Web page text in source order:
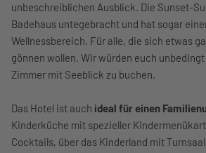
unbeschreiblichen Ausblick. Die Sunset-
Badehaus untegebracht und hat sogar
Wellnessbereich. Für alle, die sich etwas
gönnen wollen. Wir würden euch
Zimmer mit Seeblick zu buchen.
Das Hotel ist auch ideal für einen
Kinderküche mit spezieller
Cocktails, über das Kinderland mit